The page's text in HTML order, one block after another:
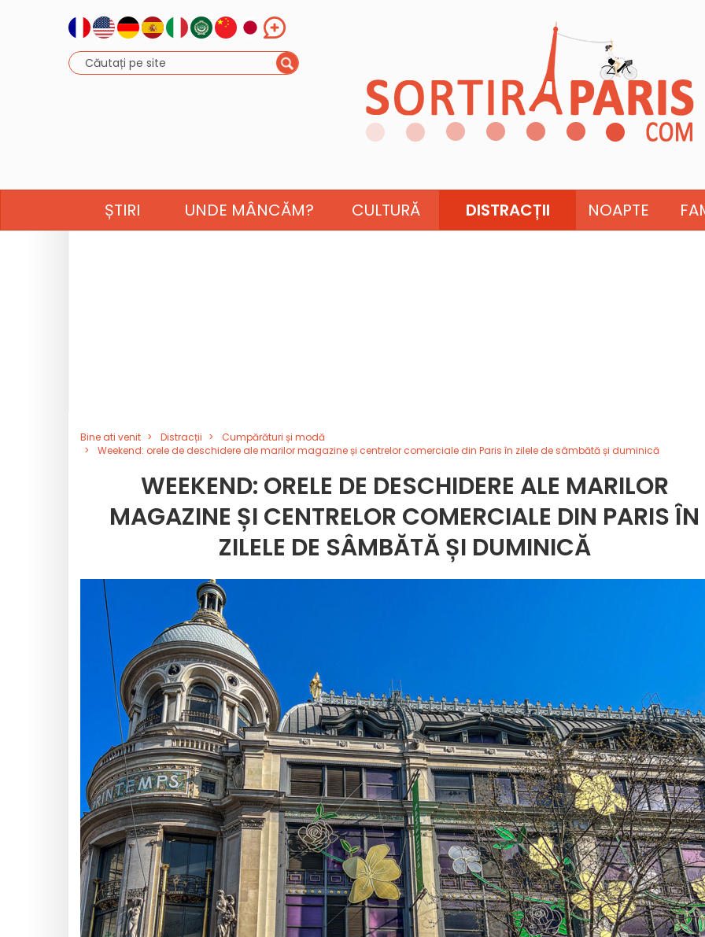
ȘTIRI UNDE MÂNCĂM? CULTURĂ DISTRACȚII NOAPTE
Bine ati venit Distracții
Cumpărături și modă
Weekend: orele de deschidere ale marilor magazine și centrelor comerciale din Paris în zilele de sâmbătă și duminică
WEEKEND: ORELE DE DESCHIDERE ALE MARILOR
MAGAZINE ȘI CENTRELOR COMERCIALE DIN PARIS ÎN
ZILELE DE SÂMBĂTĂ ȘI DUMINICĂ